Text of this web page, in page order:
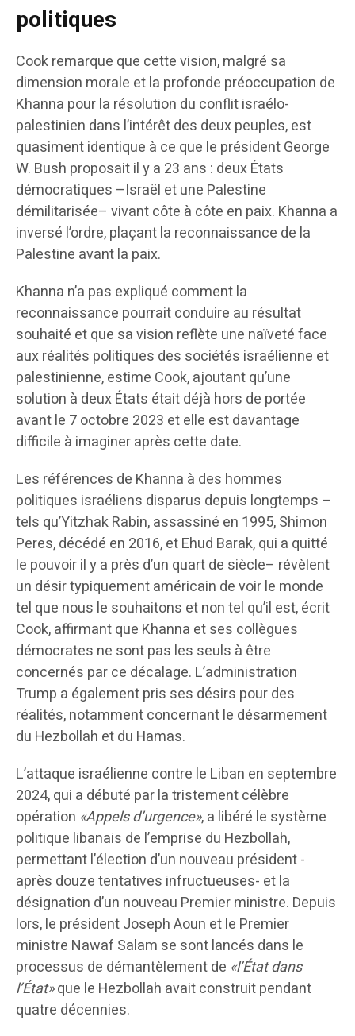
politiques
Cook remarque que cette vision, malgré sa
dimension morale et la profonde préoccupation de
Khanna pour la résolution du conflit israélo-
palestinien dans l’intérêt des deux peuples, est
quasiment identique à ce que le président George
W. Bush proposait il y a 23 ans : deux États
démocratiques –Israël et une Palestine
démilitarisée– vivant côte à côte en paix. Khanna a
inversé l’ordre, plaçant la reconnaissance de la
Palestine avant la paix.
Khanna n’a pas expliqué comment la
reconnaissance pourrait conduire au résultat
souhaité et que sa vision reflète une naïveté face
aux réalités politiques des sociétés israélienne et
palestinienne, estime Cook, ajoutant qu’une
solution à deux États était déjà hors de portée
avant le 7 octobre 2023 et elle est davantage
difficile à imaginer après cette date.
Les références de Khanna à des hommes
politiques israéliens disparus depuis longtemps –
tels qu’Yitzhak Rabin, assassiné en 1995, Shimon
Peres, décédé en 2016, et Ehud Barak, qui a quitté
le pouvoir il y a près d’un quart de siècle– révèlent
un désir typiquement américain de voir le monde
tel que nous le souhaitons et non tel qu’il est, écrit
Cook, affirmant que Khanna et ses collègues
démocrates ne sont pas les seuls à être
concernés par ce décalage. L’administration
Trump a également pris ses désirs pour des
réalités, notamment concernant le désarmement
du Hezbollah et du Hamas.
L’attaque israélienne contre le Liban en septembre
2024, qui a débuté par la tristement célèbre
opération «Appels d’urgence», a libéré le système
politique libanais de l’emprise du Hezbollah,
permettant l’élection d’un nouveau président ​-
après douze tentatives infructueuses- et la
désignation d’un nouveau Premier ministre. Depuis
lors, le président Joseph Aoun et le Premier
ministre Nawaf Salam se sont lancés dans le
processus de démantèlement de «l’État dans
l’État»que le Hezbollah avait construit pendant
quatre décennies.